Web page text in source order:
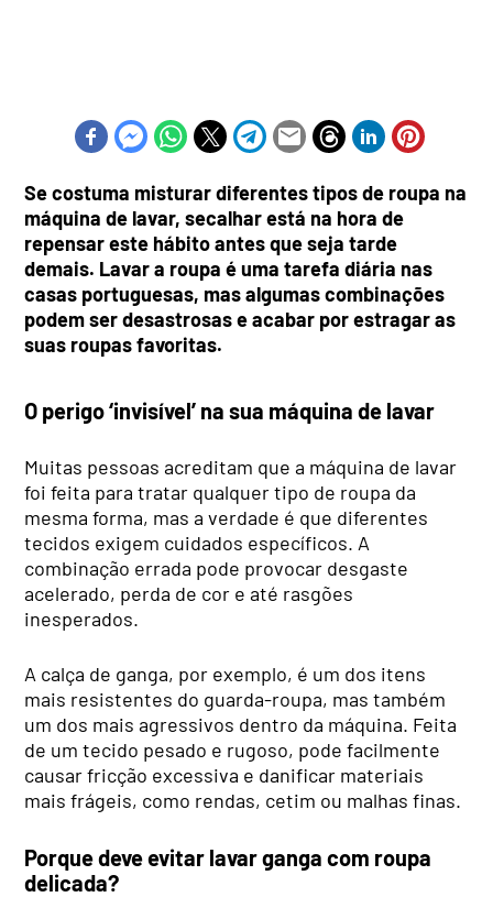
Se costuma misturar diferentes tipos de roupa na
máquina de lavar, secalhar está na hora de
repensar este hábito antes que seja tarde
demais. Lavar a roupa é uma tarefa diária nas
casas portuguesas, mas algumas combinações
podem ser desastrosas e acabar por estragar as
suas roupas favoritas.
O perigo ‘invisível’ na sua máquina de lavar
Muitas pessoas acreditam que a máquina de lavar
foi feita para tratar qualquer tipo de roupa da
mesma forma, mas a verdade é que diferentes
tecidos exigem cuidados específicos. A
combinação errada pode provocar desgaste
acelerado, perda de cor e até rasgões
inesperados.
A calça de ganga, por exemplo, é um dos itens
mais resistentes do guarda-roupa, mas também
um dos mais agressivos dentro da máquina. Feita
de um tecido pesado e rugoso, pode facilmente
causar fricção excessiva e danificar materiais
mais frágeis, como rendas, cetim ou malhas finas.
Porque deve evitar lavar ganga com roupa
delicada?